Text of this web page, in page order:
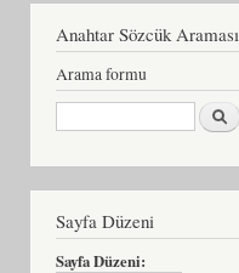
Anahtar Sözcük Araması
Arama formu
Ara
Sayfa Düzeni
Sayfa Düzeni: